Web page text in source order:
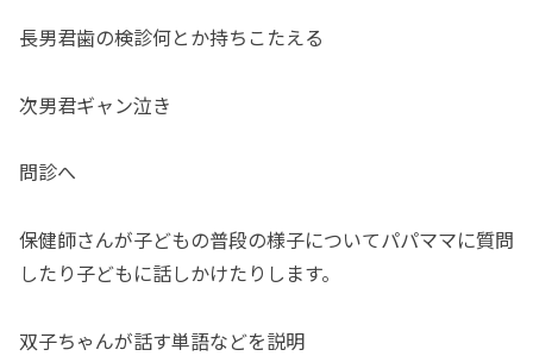
長男君歯の検診何とか持ちこたえる
次男君ギャン泣き
問診へ
保健師さんが子どもの普段の様子についてパパママに質問
したり子どもに話しかけたりします。
双子ちゃんが話す単語などを説明